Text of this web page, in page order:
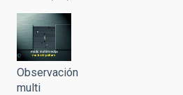
Observación
multi